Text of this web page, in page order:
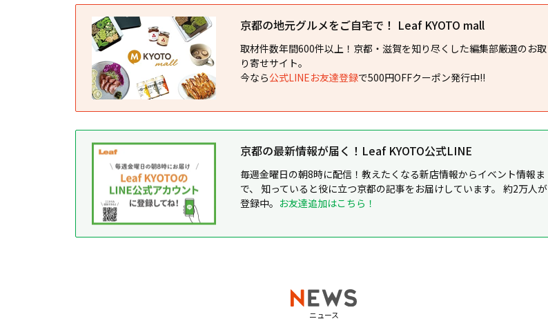
京都の地元グルメをご自宅で！ Leaf KYOTO mall
取材件数年間600件以上！京都・滋賀を知り尽くした編集部厳選のお取
り寄せサイト。
今なら公式LINEお友達登録で500円OFFクーポン発行中!!
京都の最新情報が届く！Leaf KYOTO公式LINE
毎週金曜日の朝8時に配信！教えたくなる新店情報からイベント情報ま
で、 知っていると役に立つ京都の記事をお届けしています。 約2万人が
登録中。 お友達追加はこちら！
ニュース